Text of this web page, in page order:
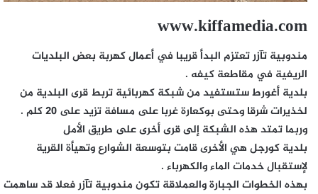
www.kiffamedia.com
مندوبية تآزر تعتزم البدأ قريبا في أعمال كهربة بعض البلديات
الريفية في مقاطعة كيفه .
بلدية أغورط ستستفيد من شبكة كهربائية تربط قرى البلدية من
لخذيرات شرقا وحتى بوكعارة غربا على مسافة تزيد على 20 كلم .
وربما تمتد هذه الشبكة إلى قرى أخرى على طريق الأمل
بلدية كورجل هي الأخرى قامت بتوسعة الشوارع وتهيأة القرية
لإستقبال خدمات الماء والكهرباء .
بهذه الخطوات الجبارة والعملاقة تكون مندوبية تآزر فعلا قد ساهمت